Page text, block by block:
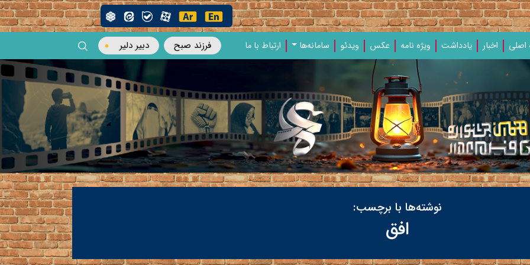
فرزند صبح دبیر دلیر اخبار یادداشت‌ ویژه‌ نامه‌ عکس ویدئو سامانه‌ها ارتباط با ما
نوشته‌ها با برچسب:
افق